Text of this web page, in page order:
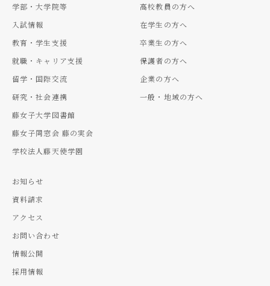
学部・大学院等
入試情報
教育・学生支援
就職・キャリア支援
留学・国際交流
研究・社会連携
藤女子大学図書館
藤女子同窓会 藤の実会
学校法人藤天使学園
高校教員の方へ
在学生の方へ
卒業生の方へ
保護者の方へ
企業の方へ
一般・地域の方へ
お知らせ
資料請求
アクセス
お問い合わせ
情報公開
採用情報